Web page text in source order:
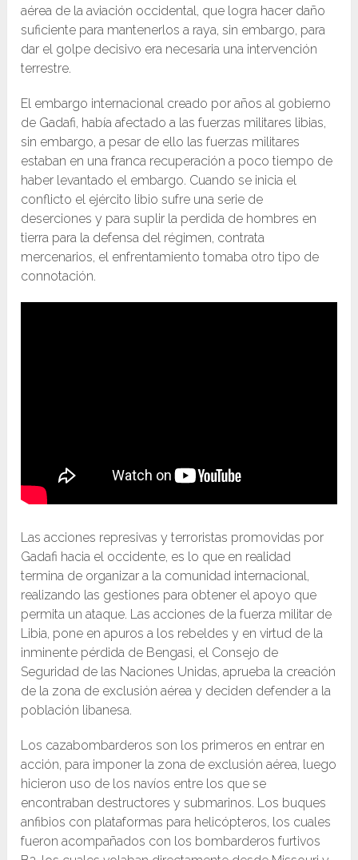
aérea de la aviación occidental, que logra hacer daño
suficiente para mantenerlos a raya, sin embargo, para
dar el golpe decisivo era necesaria una intervención
terrestre.
El embargo internacional creado por años al gobierno
de Gadafi, había afectado a las fuerzas militares libias,
sin embargo, a pesar de ello las fuerzas militares
estaban en una franca recuperación a poco tiempo de
haber levantado el embargo. Cuando se inicia el
conflicto el ejército libio sufre una serie de
deserciones y para suplir la perdida de hombres en
tierra para la defensa del régimen, contrata
mercenarios, el enfrentamiento tomaba otro tipo de
connotación.
Las acciones represivas y terroristas promovidas por
Gadafi hacia el occidente, es lo que en realidad
termina de organizar a la comunidad internacional,
realizando las gestiones para obtener el apoyo que
permita un ataque. Las acciones de la fuerza militar de
Libia, pone en apuros a los rebeldes y en virtud de la
inminente pérdida de Bengasi, el Consejo de
Seguridad de las Naciones Unidas, aprueba la creación
de la zona de exclusión aérea y deciden defender a la
población libanesa.
Los cazabombarderos son los primeros en entrar en
acción, para imponer la zona de exclusión aérea, luego
hicieron uso de los navíos entre los que se
encontraban destructores y submarinos. Los buques
anfibios con plataformas para helicópteros, los cuales
fueron acompañados con los bombarderos furtivos